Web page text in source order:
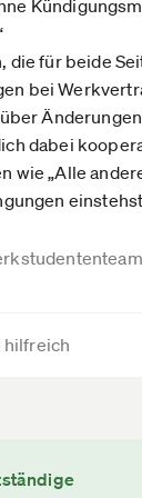
die für beide
bei
dabei
wie „Alle
hilfreich